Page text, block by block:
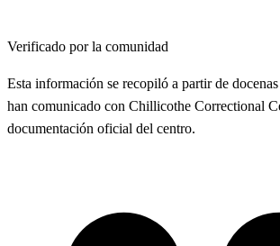
Verificado por la comunidad
Esta información se recopiló a partir de
han comunicado con Chillicothe Correctional
documentación oficial del centro.